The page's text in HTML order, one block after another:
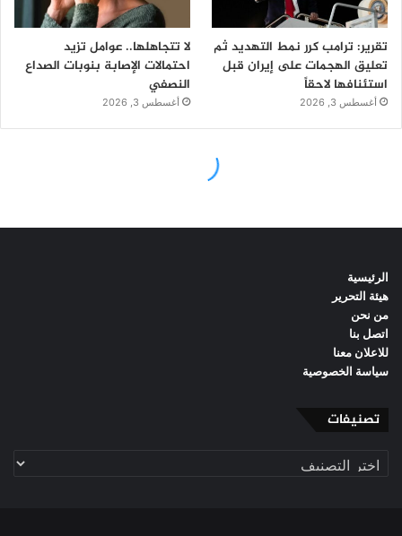
الرئيسية
هيئة التحرير
من نحن
اتصل بنا
للاعلان معنا
سياسة الخصوصية
تصنيفات
تصنيفات